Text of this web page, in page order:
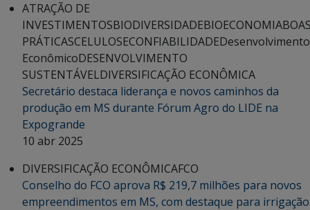
ATRAÇÃO DE
INVESTIMENTOSBIODIVERSIDADEBIOECONOMIA
PRÁTICASCELULOSECONFIABILIDADEDesenvolvimento
EconômicoDESENVOLVIMENTO
SUSTENTÁVELDIVERSIFICAÇÃO ECONÔMICA
Secretário destaca liderança e novos caminhos da
produção em MS durante Fórum Agro do LIDE na
Expogrande
10 abr 2025
DIVERSIFICAÇÃO ECONÔMICAFCO
Conselho do FCO aprova R$ 219,7 milhões para novos
empreendimentos em MS, com destaque para irrigação